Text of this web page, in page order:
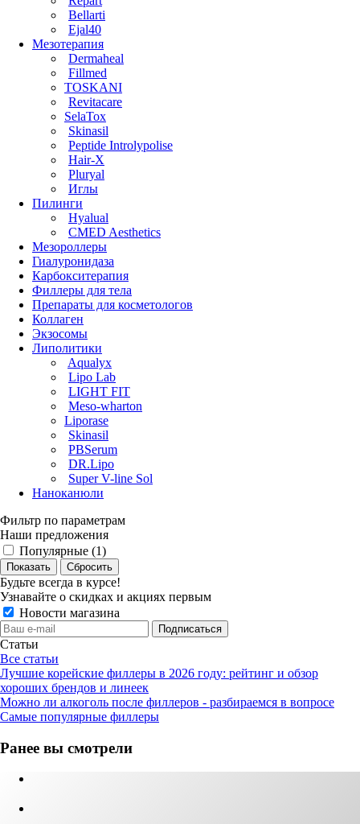
Bellarti
Ejal40
Мезотерапия
Dermaheal
Fillmed
TOSKANI
Revitacare
SelaTox
Skinasil
Peptide Introlypolise
Hair-X
Pluryal
Иглы
Пилинги
Hyalual
CMED Aesthetics
Мезороллеры
Гиалуронидаза
Карбокситерапия
Филлеры для тела
Препараты для косметологов
Коллаген
Экзосомы
Липолитики
Aqualyx
Lipo Lab
LIGHT FIT
Meso-wharton
Liporase
Skinasil
PBSerum
DR.Lipo
Super V-line Sol
Наноканюли
Фильтр по параметрам
Наши предложения
Популярные (1)
Сбросить
Будьте всегда в курсе!
Узнавайте о скидках и акциях первым
Новости магазина
Статьи
Все статьи
Лучшие корейские филлеры в 2026 году: рейтинг и обзор
хороших брендов и линеек
Можно ли алкоголь после филлеров - разбираемся в вопросе
Самые популярные филлеры
Ранее вы смотрели